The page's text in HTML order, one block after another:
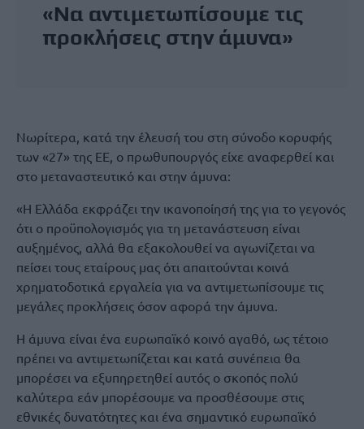
«Να αντιμετωπίσουμε τις
προκλήσεις στην άμυνα»
Νωρίτερα, κατά την έλευσή του στη σύνοδο κορυφής
των «27» της ΕΕ, ο πρωθυπουργός είχε αναφερθεί και
στο μεταναστευτικό και στην άμυνα:
«Η Ελλάδα εκφράζει την ικανοποίησή της για το γεγονός
ότι ο προϋπολογισμός για τη μετανάστευση είναι
αυξημένος, αλλά θα εξακολουθεί να αγωνίζεται να
πείσει τους εταίρους μας ότι απαιτούνται κοινά
χρηματοδοτικά εργαλεία για να αντιμετωπίσουμε τις
μεγάλες προκλήσεις όσον αφορά την άμυνα.
Η άμυνα είναι ένα ευρωπαϊκό κοινό αγαθό, ως τέτοιο
πρέπει να αντιμετωπίζεται και κατά συνέπεια θα
μπορέσει να εξυπηρετηθεί αυτός ο σκοπός πολύ
καλύτερα εάν μπορέσουμε να προσθέσουμε στις
εθνικές δυνατότητες και ένα σημαντικό ευρωπαϊκό